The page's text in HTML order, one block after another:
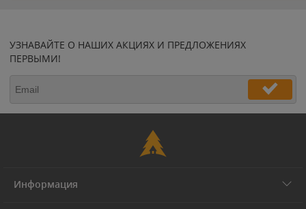
УЗНАВАЙТЕ О НАШИХ АКЦИЯХ И ПРЕДЛОЖЕНИЯХ
ПЕРВЫМИ!
Информация